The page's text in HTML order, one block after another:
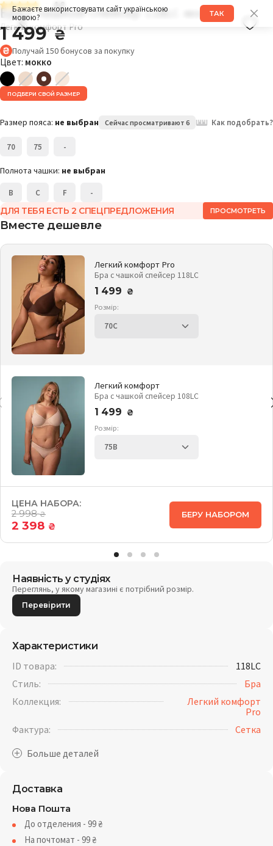
Бажаєте використовувати сайт українською
мовою?
ТАК
4.8
Бра с чашкой спейсер 118LC мокко
Легкий комфорт Pro
1 499₴
Получай 150бонусов за покупку
Цвет: мокко
ПОДБЕРИ СВОЙ РАЗМЕР
Размер пояса: не выбран Сейчас просматривают 6 Как подобрать?
70 75 -
Полнота чашки: не выбран
B C F -
ДЛЯ ТЕБЯ ЕСТЬ 2 СПЕЦПРЕДЛОЖЕНИЯ ПРОСМОТРЕТЬ
Вместе дешевле
Легкий комфорт Pro
Бра с чашкой спейсер 118LC
1 499
₴
Розмір:
Легкий комфорт
Бра с чашкой спейсер 108LC
1 499
₴
Розмір:
ЦЕНА НАБОРА:
2 998₴
2 398 ₴
БЕРУ НАБОРОМ
Наявність у студіях
Переглянь, у якому магазині є потрібний розмір.
Перевірити
Характеристики
ID товара:
118LC
Стиль:
Бра
Коллекция:
Легкий комфорт
Pro
Фактура:
Cетка
Доставка
Нова Пошта
До отделения - 99₴
На почтомат - 99₴